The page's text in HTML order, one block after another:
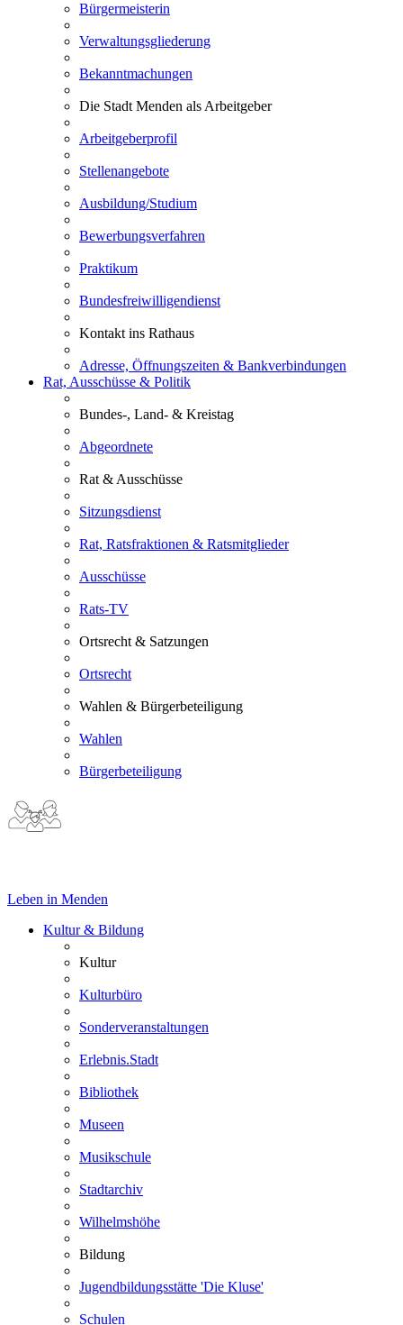
Bürgermeisterin
Verwaltungsgliederung
Bekanntmachungen
Die Stadt Menden als Arbeitgeber
Arbeitgeberprofil
Stellenangebote
Ausbildung/Studium
Bewerbungsverfahren
Praktikum
Bundesfreiwilligendienst
Kontakt ins Rathaus
Adresse, Öffnungszeiten & Bankverbindungen
Rat, Ausschüsse & Politik
Bundes-, Land- & Kreistag
Abgeordnete
Rat & Ausschüsse
Sitzungsdienst
Rat, Ratsfraktionen & Ratsmitglieder
Ausschüsse
Rats-TV
Ortsrecht & Satzungen
Ortsrecht
Wahlen & Bürgerbeteiligung
Wahlen
Bürgerbeteiligung
Leben in Menden
Kultur & Bildung
Kultur
Kulturbüro
Sonderveranstaltungen
Erlebnis.Stadt
Bibliothek
Museen
Musikschule
Stadtarchiv
Wilhelmshöhe
Bildung
Jugendbildungsstätte 'Die Kluse'
Schulen